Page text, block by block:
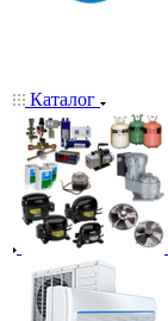
Каталог